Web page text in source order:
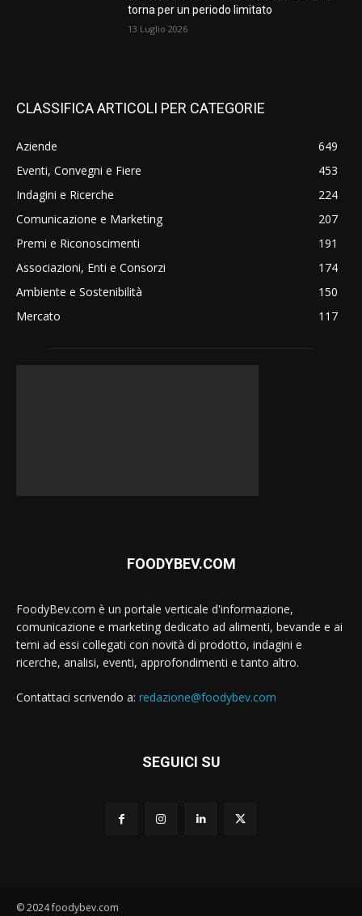
torna per un periodo limitato
13 Luglio 2026
CLASSIFICA ARTICOLI PER CATEGORIE
Aziende
649
Eventi, Convegni e Fiere
453
Indagini e Ricerche
224
Comunicazione e Marketing
207
Premi e Riconoscimenti
191
Associazioni, Enti e Consorzi
174
Ambiente e Sostenibilità
150
Mercato
117
FOODYBEV.COM
FoodyBev.com è un portale verticale d'informazione,
comunicazione e marketing dedicato ad alimenti, bevande e ai
temi ad essi collegati con novità di prodotto, indagini e
ricerche, analisi, eventi, approfondimenti e tanto altro.
Contattaci scrivendo a: redazione@foodybev.com
SEGUICI SU
© 2024 foodybev.com